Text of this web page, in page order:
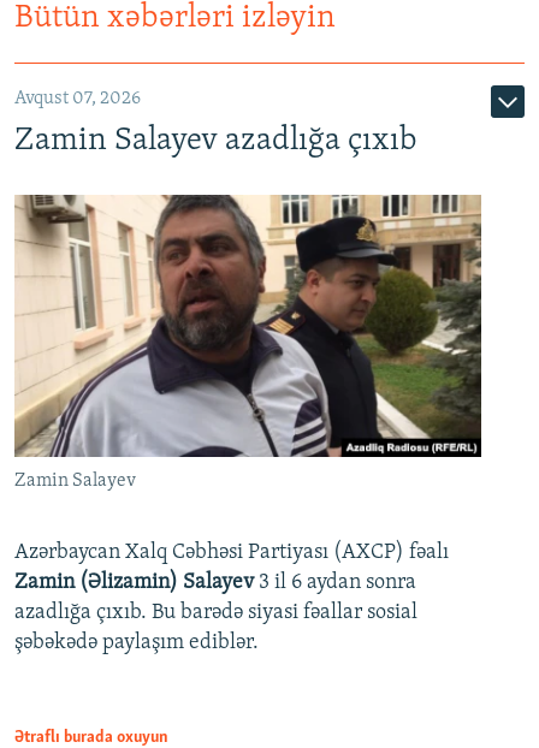
Bütün xəbərləri izləyin
Avqust 07, 2026
Zamin Salayev azadlığa çıxıb
Zamin Salayev
Azərbaycan Xalq Cəbhəsi Partiyası (AXCP) fəalı
Zamin (Əlizamin) Salayev 3 il 6 aydan sonra
azadlığa çıxıb. Bu barədə siyasi fəallar sosial
şəbəkədə paylaşım ediblər.
Ətraflı burada oxuyun